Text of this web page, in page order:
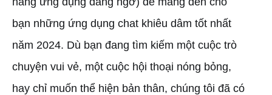
bạn những ứng dụng chat khiêu dâm tốt nhất
năm 2024. Dù bạn đang tìm kiếm một cuộc trò
chuyện vui vẻ, một cuộc hội thoại nóng bỏng,
hay chỉ muốn thể hiện bản thân, chúng tôi đã có